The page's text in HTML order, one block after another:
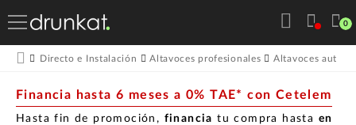
0
Directo e Instalación Altavoces profesionales Altavoces
Financia hasta 6 meses a 0% TAE* con Cetelem
Hasta fin de promoción, financia tu compra hasta en